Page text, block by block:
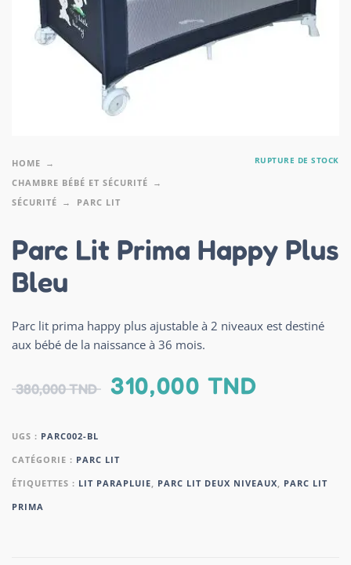
HOME
CHAMBRE BÉBÉ ET SÉCURITÉ
SÉCURITÉ
PARC LIT
RUPTURE DE STOCK
Parc Lit Prima Happy Plus
Bleu
Parc lit prima happy plus ajustable à 2 niveaux est destiné
aux bébé de la naissance à 36 mois.
380,000TND 310,000 TND
UGS : PARC002-BL
CATÉGORIE : PARC LIT
ÉTIQUETTES : LIT PARAPLUIE PARC LIT DEUX NIVEAUX
PARC LIT
PRIMA